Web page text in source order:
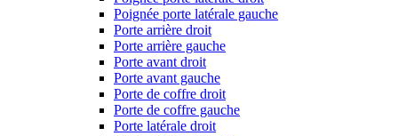
Poignée porte latérale gauche
Porte arrière droit
Porte arrière gauche
Porte avant droit
Porte avant gauche
Porte de coffre droit
Porte de coffre gauche
Porte latérale droit